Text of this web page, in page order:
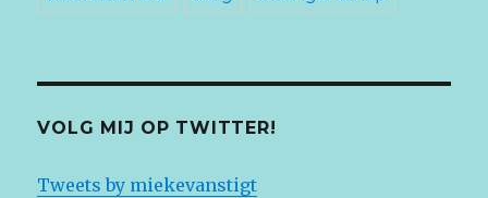
VOLG MIJ OP TWITTER!
Tweets by miekevanstigt